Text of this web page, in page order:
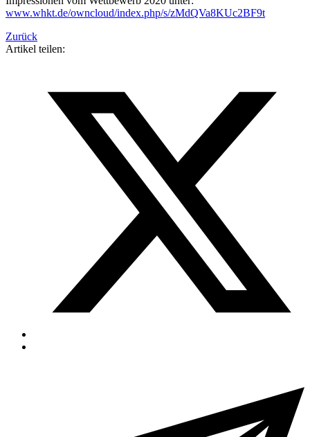
www.whkt.de/owncloud/index.php/s/zMdQVa8KUc2BF9t
Zurück
Artikel teilen: